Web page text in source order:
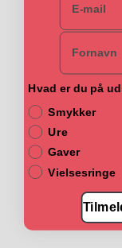
Navn
Hvad er du på
Smykker
Ure
Gaver
Vielsesringe